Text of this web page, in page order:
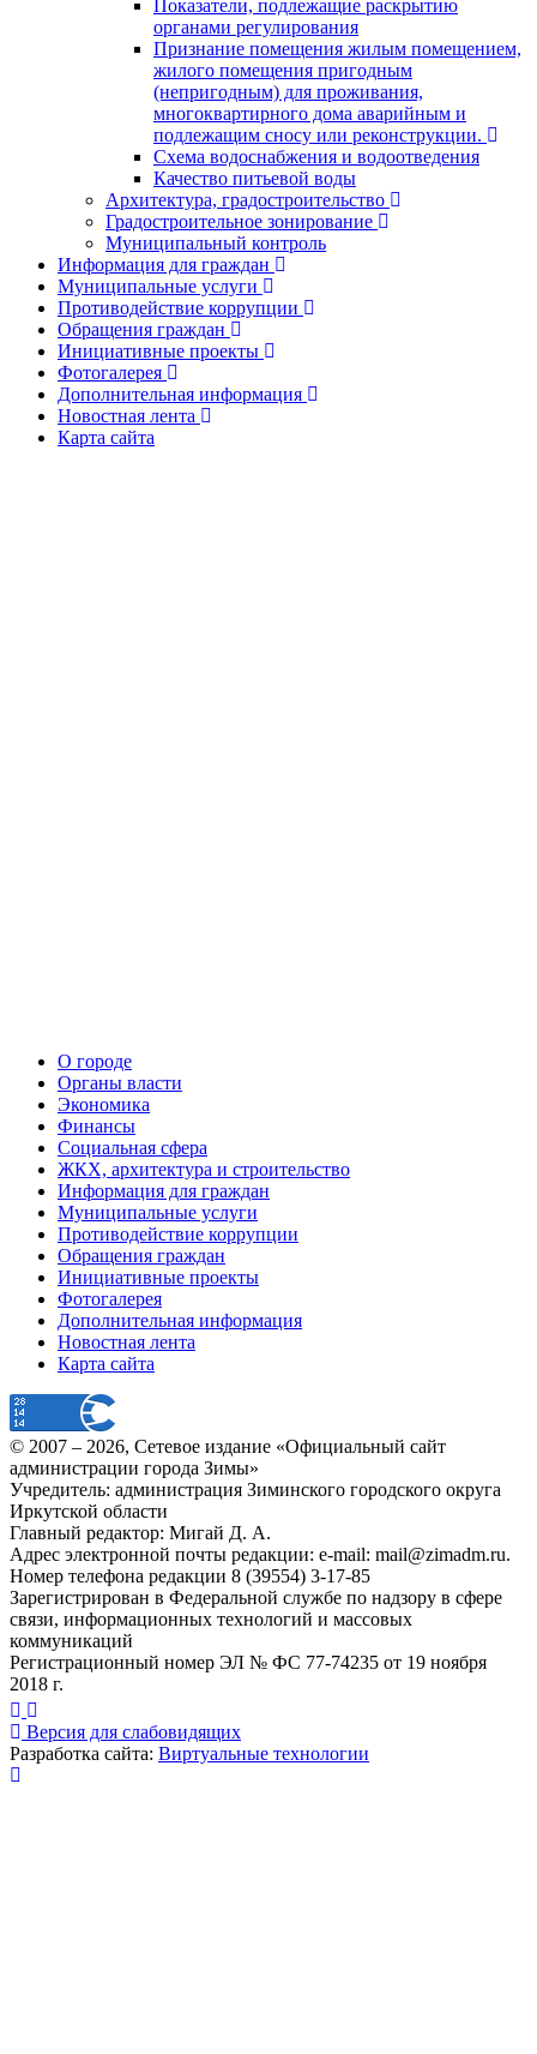
Показатели, подлежащие раскрытию
органами регулирования
Признание помещения жилым помещением,
жилого помещения пригодным
(непригодным) для проживания,
многоквартирного дома аварийным и
подлежащим сносу или реконструкции.
Схема водоснабжения и водоотведения
Качество питьевой воды
Архитектура, градостроительство
Градостроительное зонирование
Муниципальный контроль
Информация для граждан
Муниципальные услуги
Противодействие коррупции
Обращения граждан
Инициативные проекты
Фотогалерея
Дополнительная информация
Новостная лента
Карта сайта
О городе
Органы власти
Экономика
Финансы
Социальная сфера
ЖКХ, архитектура и строительство
Информация для граждан
Муниципальные услуги
Противодействие коррупции
Обращения граждан
Инициативные проекты
Фотогалерея
Дополнительная информация
Новостная лента
Карта сайта
© 2007 – 2026, Сетевое издание «Официальный сайт
администрации города Зимы»
Учредитель: администрация Зиминского городского округа
Иркутской области
Главный редактор: Мигай Д. А.
Адрес электронной почты редакции: e-mail: mail@zimadm.ru.
Номер телефона редакции 8 (39554) 3-17-85
Зарегистрирован в Федеральной службе по надзору в сфере
связи, информационных технологий и массовых
коммуникаций
Регистрационный номер ЭЛ № ФС 77-74235 от 19 ноября
2018 г.
Версия для слабовидящих
Разработка сайта: Виртуальные технологии